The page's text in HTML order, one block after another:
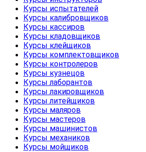
Курсы испытателей
Курсы калибровщиков
Курсы кассиров
Курсы кладовщиков
Курсы клейщиков
Курсы комплектовщиков
Курсы контролеров
Курсы кузнецов
Курсы лаборантов
Курсы лакировщиков
Курсы литейщиков
Курсы маляров
Курсы мастеров
Курсы машинистов
Курсы механиков
Курсы мойщиков